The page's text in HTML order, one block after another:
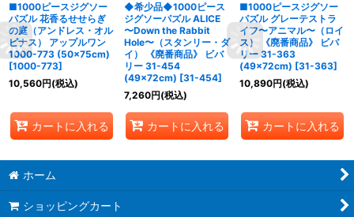
■1000ピースジグソー
パズル 花香るせせらぎ
の庭（アンドレス・オル
ピナス） アップルワン
1000-773 (50×75cm)
[1000-773]
10,560円(税込)
カートに入れる
◆希少品◆1000ピース
ジグソーパズル ALICE
〜Down the Rabbit
Hole〜（スタンリー・ダ
イ） 《廃番商品》 ビバ
リー 31-454
(49×72cm) [31-454]
7,260円(税込)
カートに入れる
■1000ピースジグソー
パズル グレーテストラ
イフ〜アニマル〜（ロイ
ス） 《廃番商品》 ビバ
リー 31-363
(49×72cm) [31-363]
10,890円(税込)
カートに入れる
ホーム
ショッピングカート